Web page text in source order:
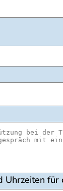
Uhrzeiten